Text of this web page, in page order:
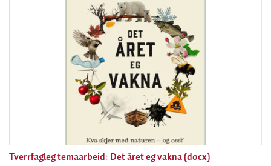
Tverrfagleg temaarbeid: Det året eg vakna (docx)